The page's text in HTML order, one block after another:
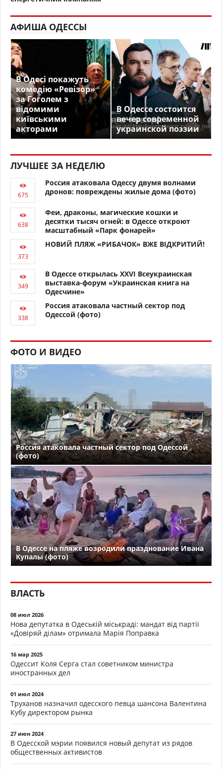
АФИША ОДЕССЫ
В Одесі покажуть
комедію «Ревізор»
за Гоголем з
відомими
київськими
акторами
В Одессе состоится
вечер современной
украинской поэзии
ЛУЧШЕЕ ЗА НЕДЕЛЮ
Россия атаковала Одессу двумя волнами
дронов: повреждены жилые дома (фото)
Феи, драконы, магические кошки и
десятки тысяч огней: в Одессе откроют
масштабный «Парк фонарей»
НОВИЙ ПЛЯЖ «РИБАЧОК» ВЖЕ ВІДКРИТИЙ!
В Одессе открылась XXVI Всеукраинская
выставка-форум «Украинская книга на
Одесчине»
Россия атаковала частный сектор под
Одессой (фото)
ФОТО И ВИДЕО
Россия атаковала частный сектор под Одессой
(фото)
В Одессе на пляже возродили празднование Ивана
Купалы (фото)
ВЛАСТЬ
08 июл 2026
Нова депутатка в Одеській міськраді: мандат від партії
«Довіряй ділам» отримала Марія Поправка
16 мар 2025
Одессит Коля Серга стал советником министра
иностранных дел
01 июл 2024
Труханов назначил одесского певца шансона Валентина
Кубу директором рынка
27 июн 2024
В Одесской мэрии появился новый депутат из рядов
общественных активистов